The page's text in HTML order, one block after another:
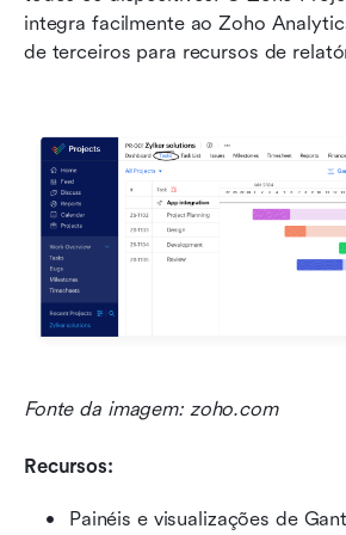
integra facilmente ao Zoho
de terceiros para recursos de
Fonte da imagem: zoho.com
Recursos:
Painéis e visualizações de